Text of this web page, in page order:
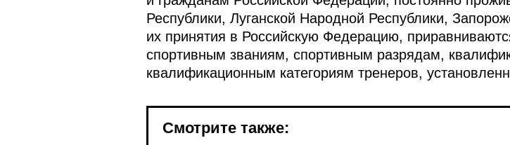
Республики, Луганской Народной Республики,
их принятия в Российскую Федерацию,
спортивным званиям, спортивным разрядам,
квалификационным категориям тренеров,
Смотрите также: